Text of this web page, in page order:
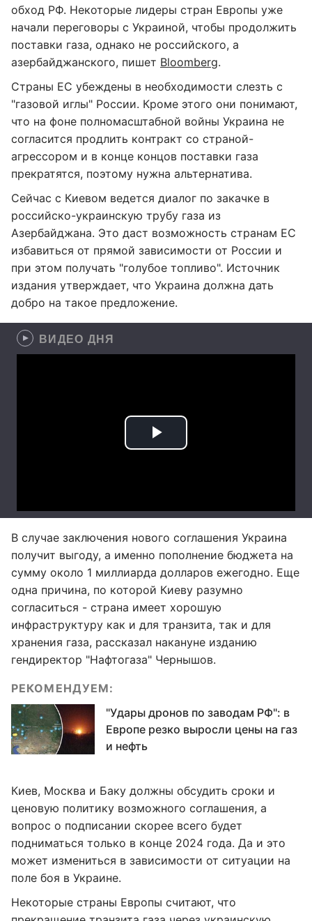
обход РФ. Некоторые лидеры стран Европы уже
начали переговоры с Украиной, чтобы продолжить
поставки газа, однако не российского, а
азербайджанского, пишет Bloomberg.
Страны ЕС убеждены в необходимости слезть с
"газовой иглы" России. Кроме этого они понимают,
что на фоне полномасштабной войны Украина не
согласится продлить контракт со страной-
агрессором и в конце концов поставки газа
прекратятся, поэтому нужна альтернатива.
Сейчас с Киевом ведется диалог по закачке в
российско-украинскую трубу газа из
Азербайджана. Это даст возможность странам ЕС
избавиться от прямой зависимости от России и
при этом получать "голубое топливо". Источник
издания утверждает, что Украина должна дать
добро на такое предложение.
ВИДЕО ДНЯ
В случае заключения нового соглашения Украина
получит выгоду, а именно пополнение бюджета на
сумму около 1 миллиарда долларов ежегодно. Еще
одна причина, по которой Киеву разумно
согласиться - страна имеет хорошую
инфраструктуру как и для транзита, так и для
хранения газа, рассказал накануне изданию
гендиректор "Нафтогаза" Чернышов.
РЕКОМЕНДУЕМ:
"Удары дронов по заводам РФ": в
Европе резко выросли цены на газ
и нефть
Киев, Москва и Баку должны обсудить сроки и
ценовую политику возможного соглашения, а
вопрос о подписании скорее всего будет
подниматься только в конце 2024 года. Да и это
может измениться в зависимости от ситуации на
поле боя в Украине.
Некоторые страны Европы считают, что